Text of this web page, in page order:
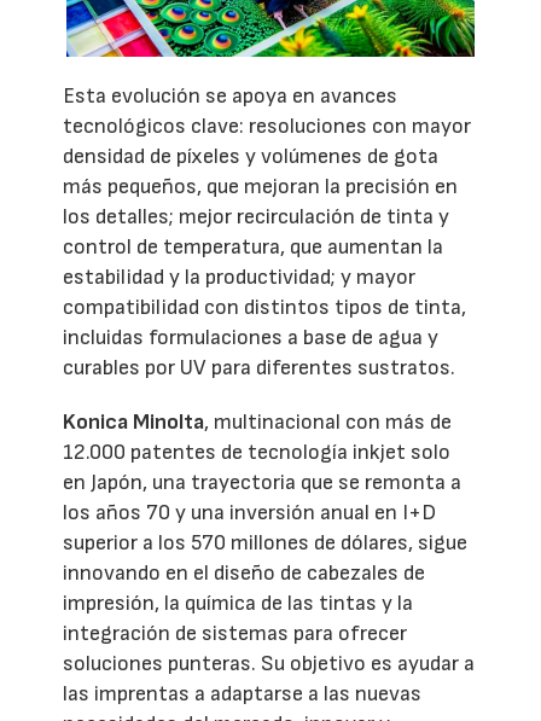
Esta evolución se apoya en avances
tecnológicos clave: resoluciones con mayor
densidad de píxeles y volúmenes de gota
más pequeños, que mejoran la precisión en
los detalles; mejor recirculación de tinta y
control de temperatura, que aumentan la
estabilidad y la productividad; y mayor
compatibilidad con distintos tipos de tinta,
incluidas formulaciones a base de agua y
curables por UV para diferentes sustratos.
Konica Minolta, multinacional con más de
12.000 patentes de tecnología inkjet solo
en Japón, una trayectoria que se remonta a
los años 70 y una inversión anual en I+D
superior a los 570 millones de dólares, sigue
innovando en el diseño de cabezales de
impresión, la química de las tintas y la
integración de sistemas para ofrecer
soluciones punteras. Su objetivo es ayudar a
las imprentas a adaptarse a las nuevas